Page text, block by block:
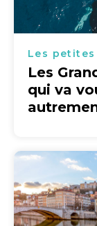
Les
Les
qui va